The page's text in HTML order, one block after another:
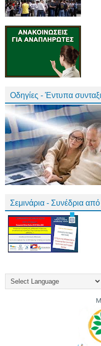
Οδηγίες - Έντυπα
Σεμινάρια - Συνέδρια